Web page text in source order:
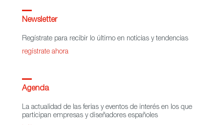
Newsletter
Regístrate para recibir lo último en noticias y tendencias
regístrate ahora
Agenda
La actualidad de las ferias y eventos de interés en los que
participan empresas y diseñadores españoles